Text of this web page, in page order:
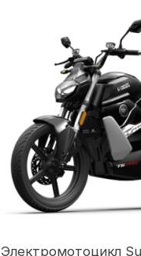
Электромотоцикл